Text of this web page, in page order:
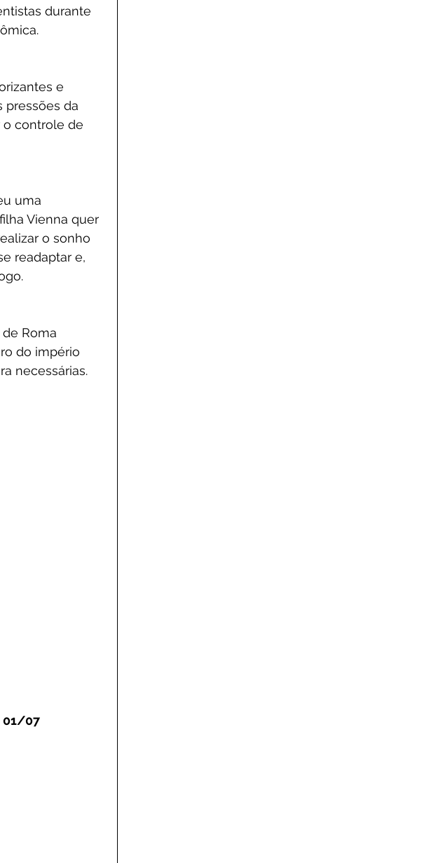
durante
e
pressões da
o controle de
uma
Vienna quer
o sonho
readaptar e,
Roma
do império
necessárias.
01/07